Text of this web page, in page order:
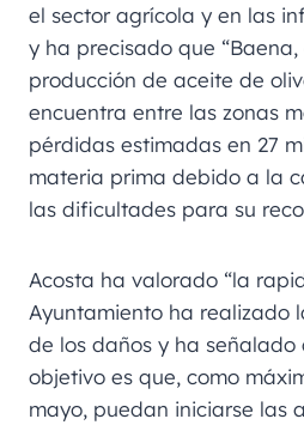
el sector agrícola y en las
y ha precisado que
producción de aceite de
encuentra entre las zonas
pérdidas estimadas en 27
materia prima debido a la
las dificultades para su
Acosta ha valorado “la
Ayuntamiento ha realizado
de los daños y ha señalado
objetivo es que, como
mayo, puedan iniciarse las